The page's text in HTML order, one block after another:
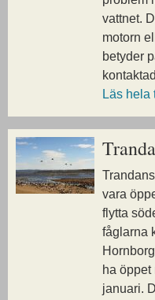
vattnet.
motorn
betyder
Läs hela
vara
flytta
fåglarna
ha
januari.